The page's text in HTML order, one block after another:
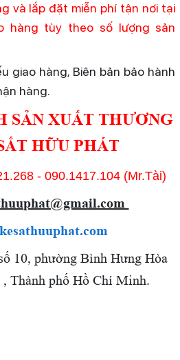
và lắp đặt miễn phí tận nơi tại
hàng tùy theo số lượng sản
giao hàng, Biên bản bảo hành
hàng.
SẢN XUẤT THƯƠNG
HỮU PHÁT
- 090.1417.104 (Mr.Tài)
kesathuuphat.com
10, phường Bình Hưng Hòa
Thành phố Hồ Chí Minh.